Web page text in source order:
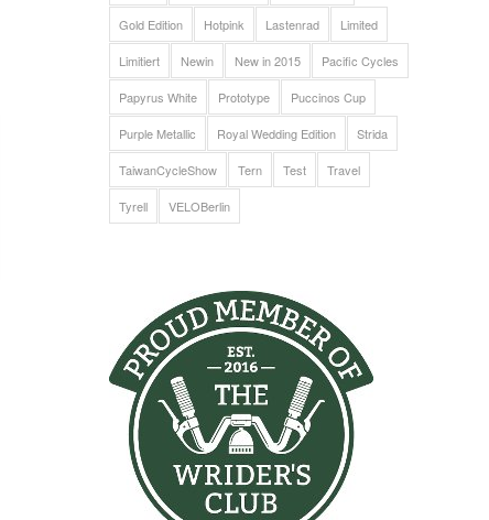
Gold Edition Hotpink Lastenrad Limited
Limitiert Newin New in 2015 Pacific Cycles
Papyrus White Prototype Puccinos Cup
Purple Metallic Royal Wedding Edition Strida
TaiwanCycleShow Tern Test Travel
Tyrell VELOBerlin